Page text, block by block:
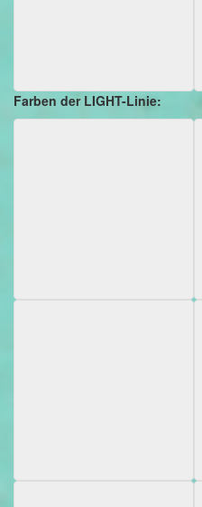
Farben der LIGHT-Linie: